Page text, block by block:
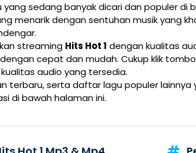
sedang banyak dicari dan populer di
menarik dengan sentuhan musik yang
streaming Hits Hot 1 dengan kualitas
dengan cepat dan mudah. Cukup klik
audio yang tersedia.
terbaru, serta daftar lagu populer
di bawah halaman ini.